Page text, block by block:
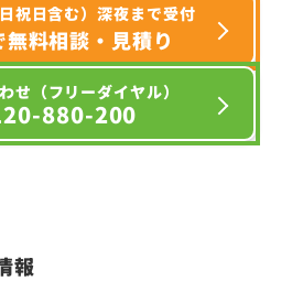
祝日含む）深夜まで受付
料相談・見積り
せ（フリーダイヤル）
880-200
報